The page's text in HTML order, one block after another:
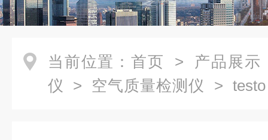
当前位置： 首页 > 产品展示
仪 > 空气质量检测仪 > testo